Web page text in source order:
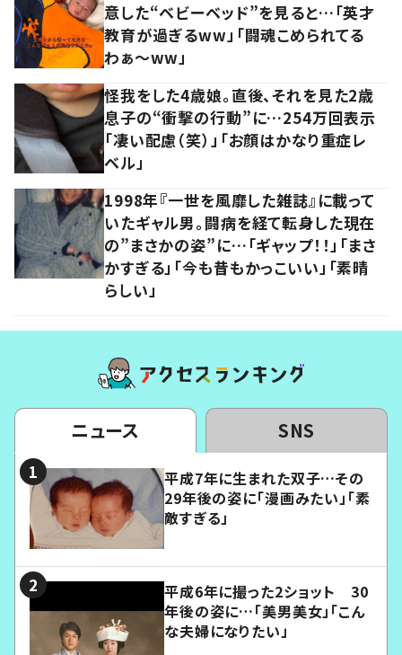
意した“ベビーベッド”を見ると…「英才
教育が過ぎるww」「闘魂こめられてる
わぁ～ww」
怪我をした4歳娘。直後、それを見た2歳
息子の“衝撃の行動”に…254万回表示
「凄い配慮（笑）」「お顔はかなり重症レ
ベル」
1998年『一世を風靡した雑誌』に載って
いたギャル男。闘病を経て転身した現在
の”まさかの姿”に…「ギャップ！！」「まさ
かすぎる」「今も昔もかっこいい」「素晴
らしい」
ニュース SNS
平成7年に生まれた双子…その
29年後の姿に「漫画みたい」「素
敵すぎる」
平成6年に撮った2ショット 30
年後の姿に…「美男美女」「こん
な夫婦になりたい」